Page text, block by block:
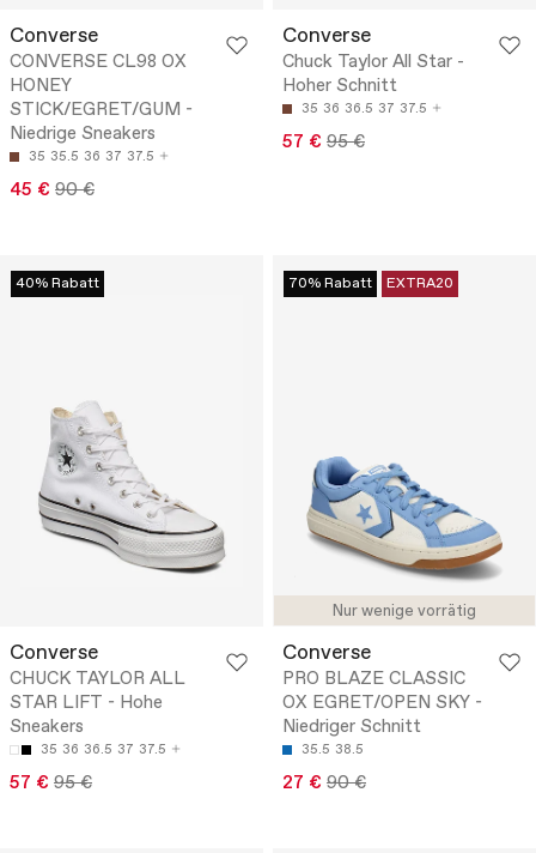
Converse
CONVERSE CL98 OX
HONEY
STICK/EGRET/GUM -
Niedrige Sneakers
35 35.5 36 37 37.5
45 € 90 €
Converse
Chuck Taylor All Star -
Hoher Schnitt
35 36 36.5 37 37.5
57 € 95 €
40% Rabatt
Converse
CHUCK TAYLOR ALL
STAR LIFT - Hohe
Sneakers
35 36 36.5 37 37.5
57 € 95 €
Nur wenige vorrätig
70% Rabatt EXTRA20
Converse
PRO BLAZE CLASSIC
OX EGRET/OPEN SKY -
Niedriger Schnitt
35.5 38.5
27 € 90 €